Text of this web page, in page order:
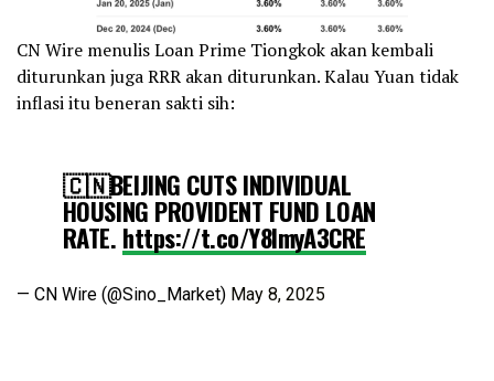
CN Wire menulis Loan Prime Tiongkok akan kembali
diturunkan juga RRR akan diturunkan. Kalau Yuan tidak
inflasi itu beneran sakti sih:
🇨🇳BEIJING CUTS INDIVIDUAL
HOUSING PROVIDENT FUND LOAN
RATE. https://t.co/Y8lmyA3CRE
— CN Wire (@Sino_Market) May 8, 2025